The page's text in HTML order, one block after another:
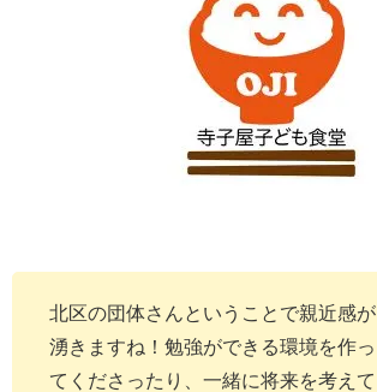
北区の団体さんということで親近感が
湧きますね！勉強ができる環境を作っ
てくださったり、一緒に将来を考えて